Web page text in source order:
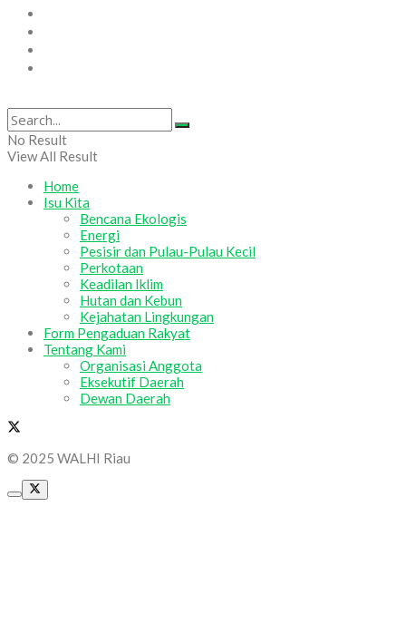
No Result
View All Result
Home
Isu Kita
Bencana Ekologis
Energi
Pesisir dan Pulau-Pulau Kecil
Perkotaan
Keadilan Iklim
Hutan dan Kebun
Kejahatan Lingkungan
Form Pengaduan Rakyat
Tentang Kami
Organisasi Anggota
Eksekutif Daerah
Dewan Daerah
© 2025 WALHI Riau